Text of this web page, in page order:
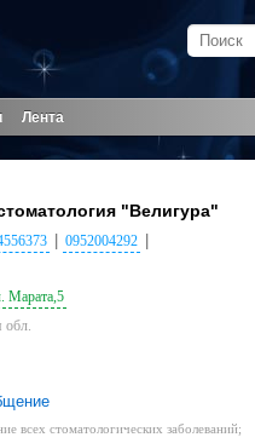
Лента
"Велигура"
0952004292
Марата,5
обл.
всех стоматологических заболеваний;